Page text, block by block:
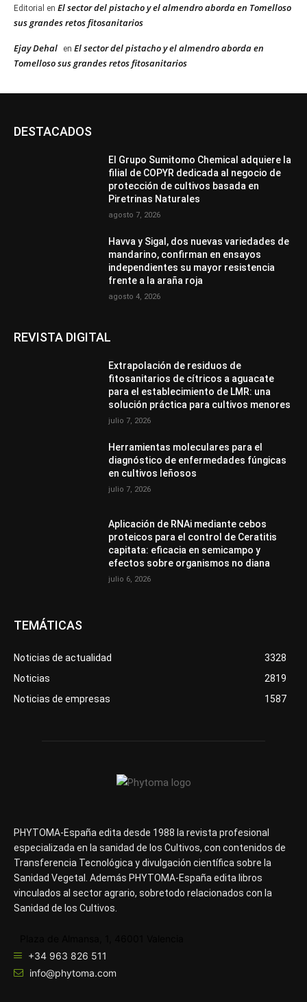
Editorial en El sector del pistacho y el almendro aborda en Tomelloso
sus grandes retos fitosanitarios
Ejay Dehal en El sector del pistacho y el almendro aborda en
Tomelloso sus grandes retos fitosanitarios
DESTACADOS
El Grupo Sumitomo Chemical adquiere la
filial de COPYR dedicada al negocio de
protección de cultivos basada en
Piretrinas Naturales
agosto 7, 2026
Havva y Sigal, dos nuevas variedades de
mandarino, confirman en ensayos
independientes su mayor resistencia
frente a la araña roja
agosto 4, 2026
REVISTA DIGITAL
Extrapolación de residuos de
fitosanitarios de cítricos a aguacate
para el establecimiento de LMR: una
solución práctica para cultivos menores
julio 7, 2026
Herramientas moleculares para el
diagnóstico de enfermedades fúngicas
en cultivos leñosos
julio 7, 2026
Aplicación de RNAi mediante cebos
proteicos para el control de Ceratitis
capitata: eficacia en semicampo y
efectos sobre organismos no diana
julio 6, 2026
TEMÁTICAS
Noticias de actualidad
3328
Noticias
2819
Noticias de empresas
1587
PHYTOMA-España edita desde 1988 la revista profesional
especializada en la sanidad de los Cultivos, con contenidos de
Transferencia Tecnológica y divulgación científica sobre la
Sanidad Vegetal. Además PHYTOMA-España edita libros
vinculados al sector agrario, sobretodo relacionados con la
Sanidad de los Cultivos.
+34 963 826 511
info@phytoma.com